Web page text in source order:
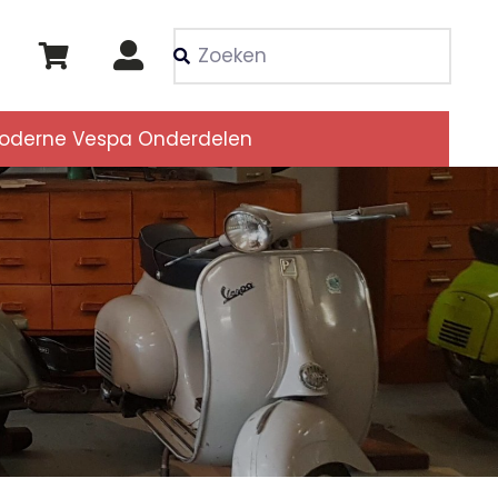
Als de resultaten voor
Vespa Onderdelen